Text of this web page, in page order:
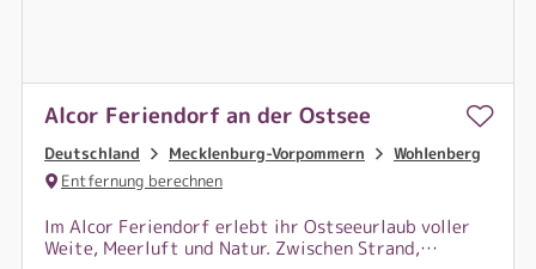
Alcor Feriendorf an der Ostsee
Deutschland Mecklenburg-Vorpommern
Wohlenberg
Entfernung berechnen
Im Alcor Feriendorf erlebt ihr Ostseeurlaub voller
Weite, Meerluft und Natur. Zwischen Strand,